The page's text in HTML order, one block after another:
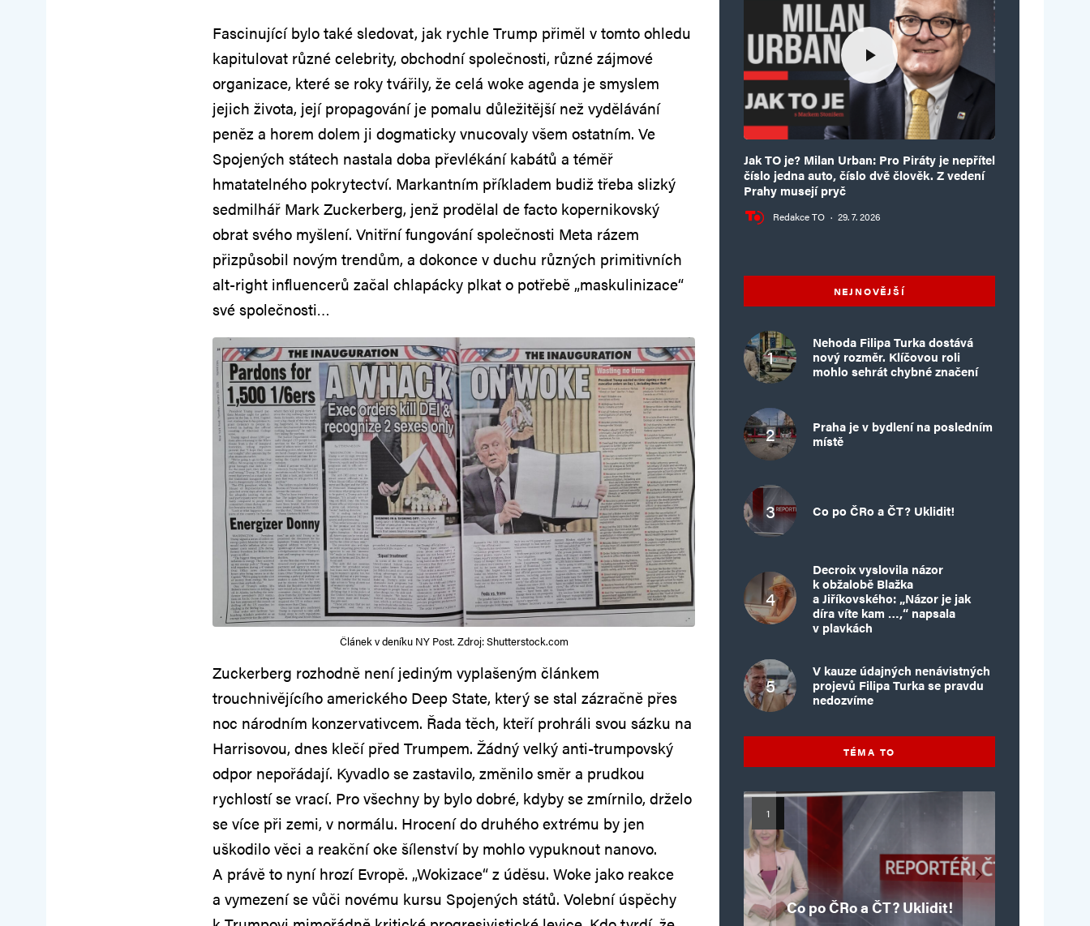
Fascinující bylo také sledovat, jak rychle Trump přiměl v tomto ohledu
kapitulovat různé celebrity, obchodní společnosti, různé zájmové
organizace, které se roky tvářily, že celá woke agenda je smyslem
jejich života, její propagování je pomalu důležitější než vydělávání
peněz a horem dolem ji dogmaticky vnucovaly všem ostatním. Ve
Spojených státech nastala doba převlékání kabátů a téměř
hmatatelného pokrytectví. Markantním příkladem budiž třeba slizký
sedmilhář Mark Zuckerberg, jenž prodělal de facto kopernikovský
obrat svého myšlení. Vnitřní fungování společnosti Meta rázem
přizpůsobil novým trendům, a dokonce v duchu různých primitivních
alt-right influencerů začal chlapácky plkat o potřebě „maskulinizace“
své společnosti…
Článek v deníku NY Post. Zdroj: Shutterstock.com
Zuckerberg rozhodně není jediným vyplašeným článkem
trouchnivějícího amerického Deep State, který se stal zázračně přes
noc národním konzervativcem. Řada těch, kteří prohráli svou sázku na
Harrisovou, dnes klečí před Trumpem. Žádný velký anti-trumpovský
odpor nepořádají. Kyvadlo se zastavilo, změnilo směr a prudkou
rychlostí se vrací. Pro všechny by bylo dobré, kdyby se zmírnilo, drželo
se více při zemi, v normálu. Hrocení do druhého extrému by jen
uškodilo věci a reakční oke šílenství by mohlo vypuknout nanovo.
A právě to nyní hrozí Evropě. „Wokizace“ z úděsu. Woke jako reakce
a vymezení se vůči novému kursu Spojených států. Volební úspěchy
Jak TO je? Milan Urban: Pro Piráty je nepřítel
číslo jedna auto, číslo dvě člověk. Z vedení
Prahy musejí pryč
Redakce TO · 29. 7. 2026
NEJNOVĚJŠÍ
Nehoda Filipa Turka dostává
nový rozměr. Klíčovou roli
mohlo sehrát chybné značení
Praha je v bydlení na posledním
místě
Co po ČRo a ČT? Uklidit!
Decroix vyslovila názor
k obžalobě Blažka
a Jiříkovského: „Názor je jak
díra víte kam …,“ napsala
v plavkách
V kauze údajných nenávistných
projevů Filipa Turka se pravdu
nedozvíme
TÉMA TO
Co po ČRo a ČT? Uklidit!
Islamistický teror v EU,
6. díl: Brutální poprava
85letého katolického
kněze Jacquese Hamela
Islamistický teror v EU,
5. díl: Krvavé oslavy pádu
Bastily v Nice
Mýty o Václavu Klausovi:
Pivo, jazz, hádky,
loajalita i humor. Jakl
boří legendy o bývalém
prezidentovi
Vymíráme a politici lžou:
porodnost nezachrání
dotace, byty ani
zkrácené úvazky
Pim Fortuyn: Muž, který
se nestihl stát
premiérem